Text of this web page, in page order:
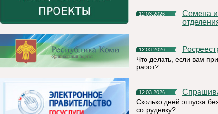
12.03.2026
Семена и удобрения жители Коми могут приобрести в
12.03.2026
Что делать, если вам
работ?
12.03.2026
Сколько дней отпуска
сотруднику?